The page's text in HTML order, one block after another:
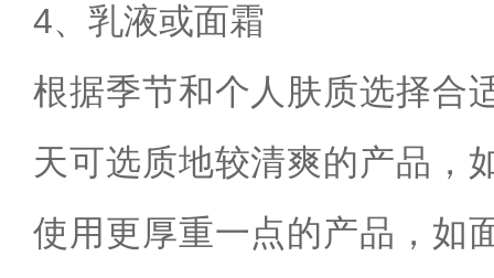
4、乳液或面霜
根据季节和个人肤质选择合
天可选质地较清爽的产品，
使用更厚重一点的产品，如